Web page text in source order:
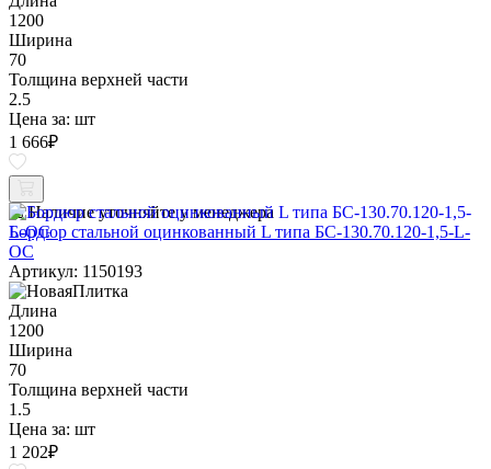
1200
Ширина
70
Толщина верхней части
2.5
Цена за: шт
1 666₽
Наличие уточняйте у менеджера
Бордюр стальной оцинкованный L типа БС-130.70.120-1,5-L-
ОС
Артикул: 1150193
Длина
1200
Ширина
70
Толщина верхней части
1.5
Цена за: шт
1 202₽